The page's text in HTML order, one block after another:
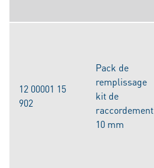
12 00001 15
902
Pack de
remplissage
kit de
raccordement
10 mm